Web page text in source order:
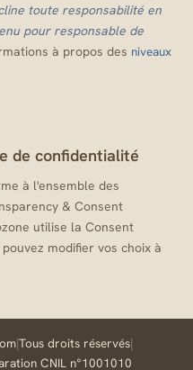
toute responsabilité en
pour responsable de
à propos des niveaux
de confidentialité
à l'ensemble des
& Consent
utilise la Consent
modifier vos choix à
|Tous droits réservés|
CNIL n°1001010